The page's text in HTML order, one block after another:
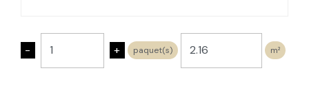
POLYSTYRENE GRAPHITE | Ep. 20mm |
Format : 1.20x0.60 | R0,60
- + paquet(s) m²